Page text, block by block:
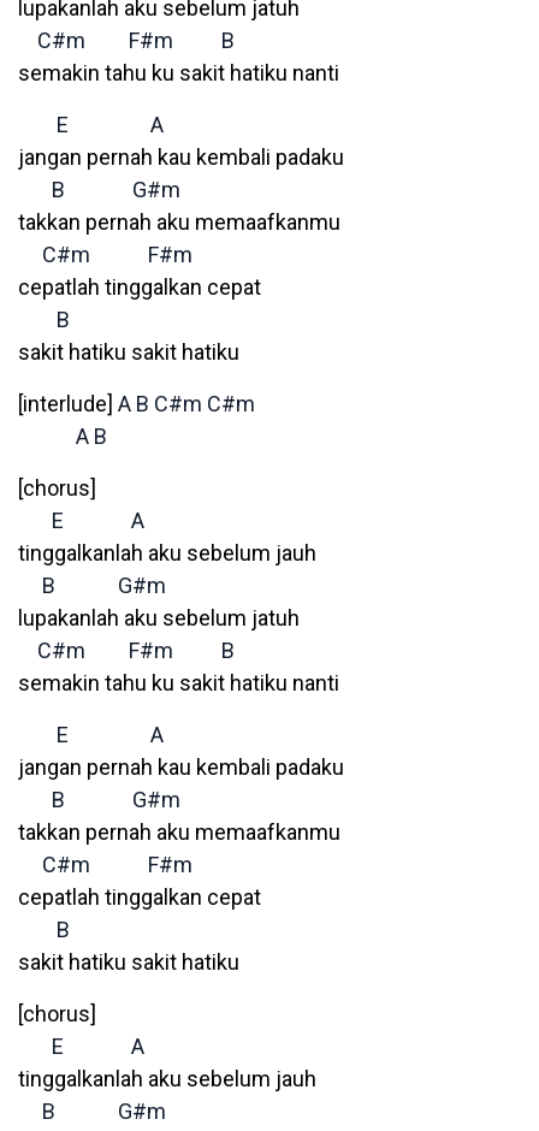
lupakanlah aku sebelum jatuh
C#m
F#m
B
semakin tahu ku sakit hatiku nanti
E
A
jangan pernah kau kembali padaku
B
G#m
takkan pernah aku memaafkanmu
C#m
F#m
cepatlah tinggalkan cepat
B
sakit hatiku sakit hatiku
[interlude] A B C#m C#m
A B
[chorus]
E
A
tinggalkanlah aku sebelum jauh
B
G#m
lupakanlah aku sebelum jatuh
C#m
F#m
B
semakin tahu ku sakit hatiku nanti
E
A
jangan pernah kau kembali padaku
B
G#m
takkan pernah aku memaafkanmu
C#m
F#m
cepatlah tinggalkan cepat
B
sakit hatiku sakit hatiku
[chorus]
E
A
tinggalkanlah aku sebelum jauh
B
G#m